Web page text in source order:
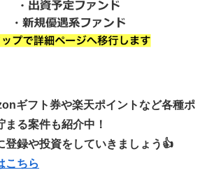
ギフト券や楽天ポイントなど各種ポ
る案件も紹介中！
登録や投資をしていきましょう👍
こちら